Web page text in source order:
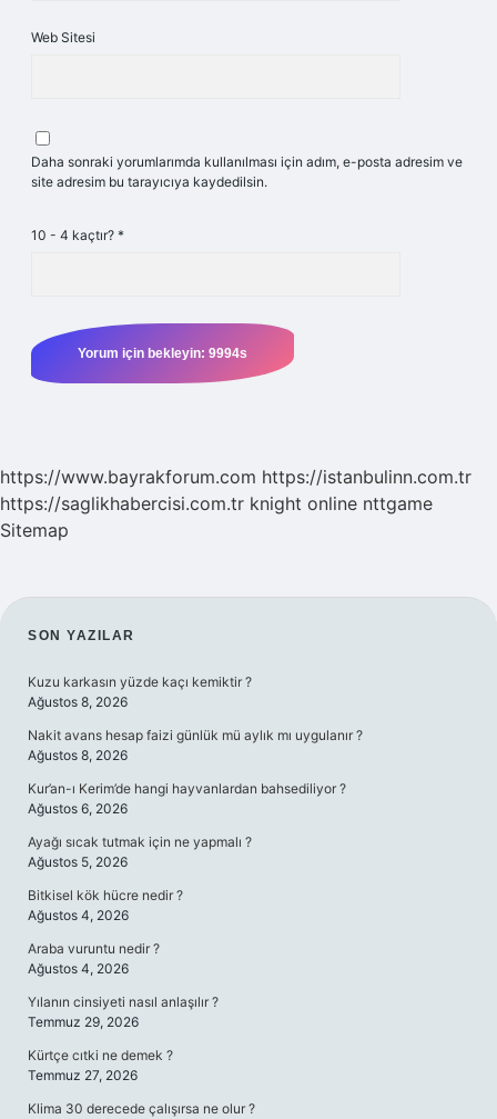
Web Sitesi
Daha sonraki yorumlarımda kullanılması için adım, e-posta adresim ve
site adresim bu tarayıcıya kaydedilsin.
10 - 4 kaçtır? *
https://www.bayrakforum.com https://istanbulinn.com.tr
https://saglikhabercisi.com.tr knight online nttgame
Sitemap
SIDEBAR
SON YAZILAR
Kuzu karkasın yüzde kaçı kemiktir ?
Ağustos 8, 2026
Nakit avans hesap faizi günlük mü aylık mı uygulanır ?
Ağustos 8, 2026
Kur’an-ı Kerim’de hangi hayvanlardan bahsediliyor ?
Ağustos 6, 2026
Ayağı sıcak tutmak için ne yapmalı ?
Ağustos 5, 2026
Bitkisel kök hücre nedir ?
Ağustos 4, 2026
Araba vuruntu nedir ?
Ağustos 4, 2026
Yılanın cinsiyeti nasıl anlaşılır ?
Temmuz 29, 2026
Kürtçe cıtki ne demek ?
Temmuz 27, 2026
Klima 30 derecede çalışırsa ne olur ?